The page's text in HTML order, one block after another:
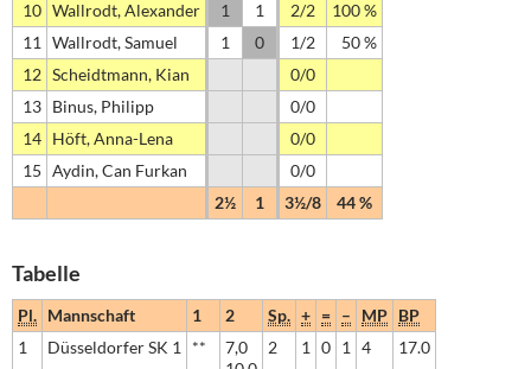
10 Wallrodt, Alexander 1 1 2/2
100 %
11
Wallrodt, Samuel 1 0 1/2
50 %
12 Scheidtmann, Kian
0/0
13 Binus, Philipp
0/0
14 Höft, Anna-Lena
0/0
15 Aydin, Can Furkan
0/0
2½
1 3½/8 44 %
Tabelle
Pl. Mannschaft 1 2 Sp. + = – MP BP
1
Düsseldorfer SK 1 **
7,0
2 1 0 1 4 17.0